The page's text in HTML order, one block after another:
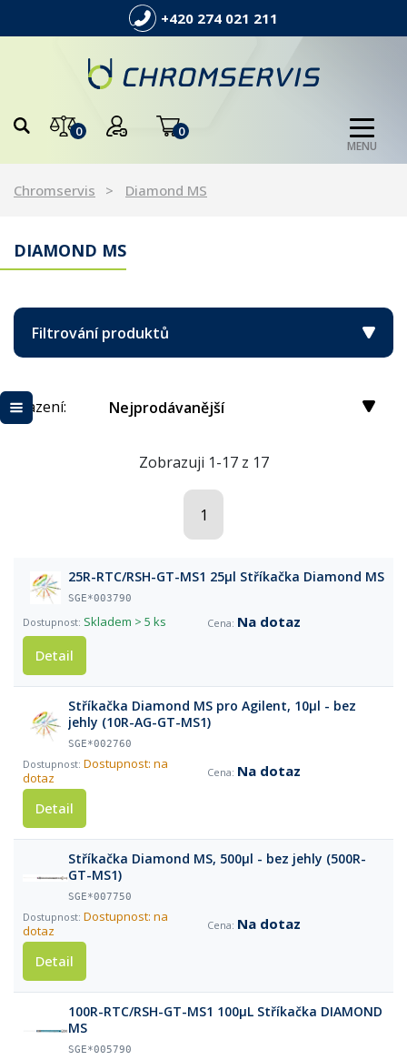
+420 274 021 211
0 0
MENU
Chromservis Diamond MS
DIAMOND MS
Filtrování produktů
Řazení: Nejprodávanější
Zobrazuji 1-17 z 17
1
25R-RTC/RSH-GT-MS1 25µl Stříkačka Diamond MS
SGE*003790
Skladem > 5 ks
Na dotaz
Detail
Stříkačka Diamond MS pro Agilent, 10µl - bez
jehly (10R-AG-GT-MS1)
SGE*002760
Dostupnost: na
dotaz
Na dotaz
Detail
Stříkačka Diamond MS, 500µl - bez jehly (500R-
GT-MS1)
SGE*007750
Dostupnost: na
dotaz
Na dotaz
Detail
100R-RTC/RSH-GT-MS1 100µL Stříkačka DIAMOND
MS
SGE*005790